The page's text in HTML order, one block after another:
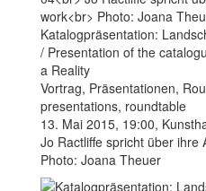
Katalogpräsentation:
/ Presentation of the
a Reality
Vortrag, Präsentationen,
presentations, roundtable
13. Mai 2015, 19:00,
Jo Ractliffe spricht über
Photo: Joana Theuer